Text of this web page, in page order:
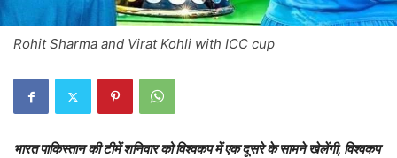
Rohit Sharma and Virat Kohli with ICC cup
भारत पाकिस्तान की टीमें शनिवार को विश्वकप में एक दूसरे के सामने खेलेंगी, विश्वकप